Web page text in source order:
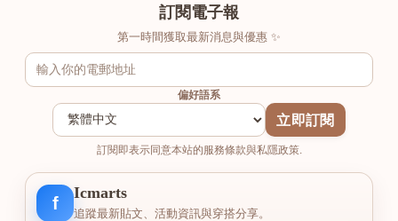
訂閱電子報
第一時間獲取最新消息與優惠 ✨
偏好語系
立即訂閱
訂閱即表示同意本站的服務條款與私隱政策.
f
Icmarts
追蹤最新貼文、活動資訊與穿搭分享。